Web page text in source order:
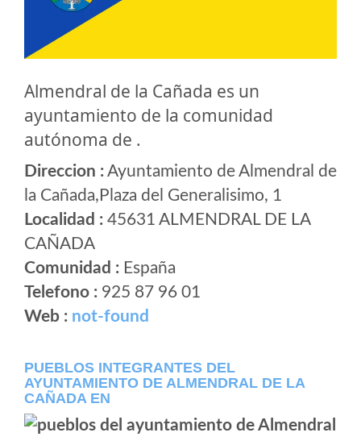
Almendral de la Cañada es un
ayuntamiento de la comunidad
autónoma de .
Direccion :Ayuntamiento de Almendral de
la Cañada,Plaza del Generalisimo, 1
Localidad : 45631 ALMENDRAL DE LA
CAÑADA
Comunidad : España
Telefono : 925 87 96 01
Web : not-found
PUEBLOS INTEGRANTES DEL
AYUNTAMIENTO DE ALMENDRAL DE LA
CAÑADA EN